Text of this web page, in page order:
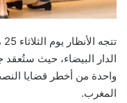
الدار البيضاء، حيث
واحدة من أخطر قضايا
المغرب.